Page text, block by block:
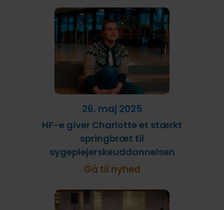
26. maj 2025
HF-e giver Charlotte et stærkt
springbræt til
sygeplejerskeuddannelsen
Gå til nyhed